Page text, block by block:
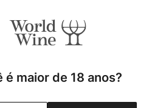
Pais
Graduação Alcóolica
é maior de 18 anos?